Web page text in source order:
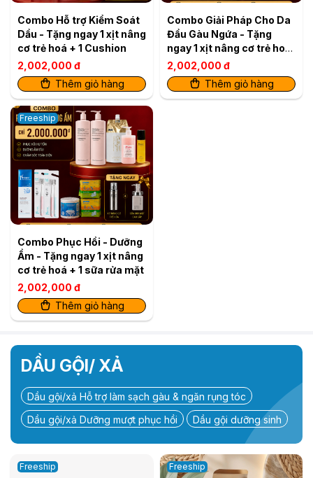
Combo Hỗ trợ Kiểm Soát
Dầu - Tặng ngay 1 xịt nâng
cơ trẻ hoá + 1 Cushion
2,002,000 đ
Thêm giỏ hàng
Combo Giải Pháp Cho Da
Đầu Gàu Ngứa - Tặng
ngay 1 xịt nâng cơ trẻ hoá
+ 1 kem chống nắng
2,002,000 đ
Thêm giỏ hàng
Freeship
Combo Phục Hồi - Dưỡng
Ẩm - Tặng ngay 1 xịt nâng
cơ trẻ hoá + 1 sữa rửa mặt
2,002,000 đ
Thêm giỏ hàng
DẦU GỘI/ XẢ
Dầu gội/xả Hỗ trợ làm sạch gàu & ngăn rụng tóc
Dầu gội/xả Dưỡng mượt phục hồi
Dầu gội dưỡng sinh
Freeship Freeship